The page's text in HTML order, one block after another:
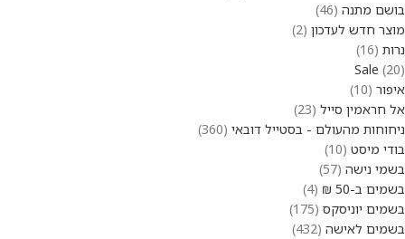
בושם מתנה 46
מוצר חדש לעדכון 2
נרות 16
Sale 20
איפור 10
אל חראמין סייל 23
ניחוחות מהעולם - בסטייל דובאי 360
בודי מיסט 10
בשמי נישה 57
בשמים ב-50 ₪
4
בשמים יוניסקס 175
בשמים לאישה 432